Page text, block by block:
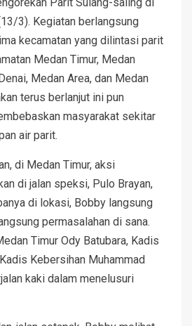
3). Kegiatan berlangsung
kecamatan yang dilintasi parit
Medan Timur, Medan
Medan Area, dan Medan
terus berlanjut ini pun
masyarakat sekitar
air parit.
di Medan Timur, aksi
di jalan speksi, Pulo Brayan,
di lokasi, Bobby langsung
permasalahan di sana.
Timur Ody Batubara, Kadis
Kebersihan Muhammad
kaki dalam menelusuri